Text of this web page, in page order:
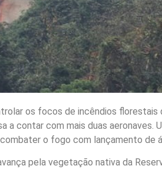
os focos de incêndios florestais
a contar com mais duas aeronaves.
o fogo com lançamento de
pela vegetação nativa da